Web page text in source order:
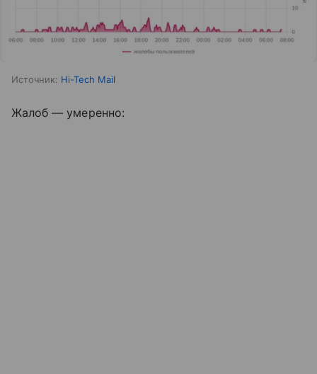
Источник: Hi-Tech Mail
Жалоб — умеренно: